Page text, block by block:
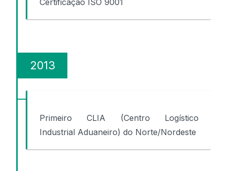
Certificação ISO 9001
2013
Primeiro CLIA (Centro Logístico
Industrial Aduaneiro) do Norte/Nordeste